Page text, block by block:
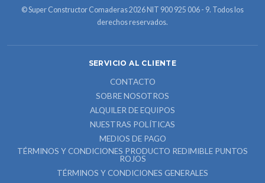
© Super Constructor Comaderas 2026 NIT 900 925 006 - 9. Todos los
derechos reservados.
SERVICIO AL CLIENTE
CONTACTO
SOBRE NOSOTROS
ALQUILER DE EQUIPOS
NUESTRAS POLÍTICAS
MEDIOS DE PAGO
TÉRMINOS Y CONDICIONES PRODUCTO REDIMIBLE PUNTOS
ROJOS
TÉRMINOS Y CONDICIONES GENERALES